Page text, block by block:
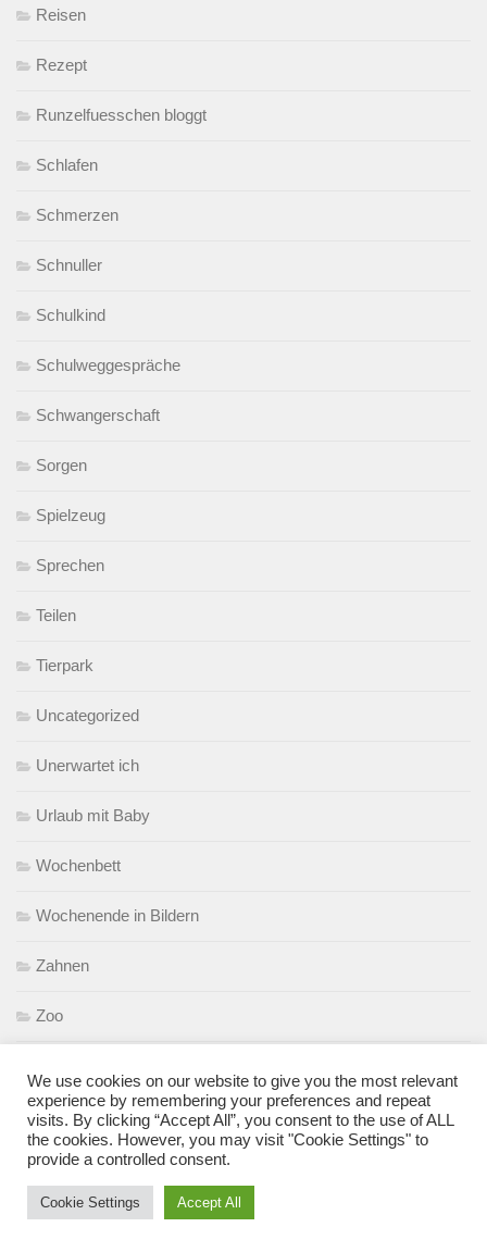
Reisen
Rezept
Runzelfuesschen bloggt
Schlafen
Schmerzen
Schnuller
Schulkind
Schulweggespräche
Schwangerschaft
Sorgen
Spielzeug
Sprechen
Teilen
Tierpark
Uncategorized
Unerwartet ich
Urlaub mit Baby
Wochenbett
Wochenende in Bildern
Zahnen
Zoo
META
Anmelden
We use cookies on our website to give you the most relevant
experience by remembering your preferences and repeat
visits. By clicking “Accept All”, you consent to the use of ALL
the cookies. However, you may visit "Cookie Settings" to
provide a controlled consent.
Cookie Settings Accept All